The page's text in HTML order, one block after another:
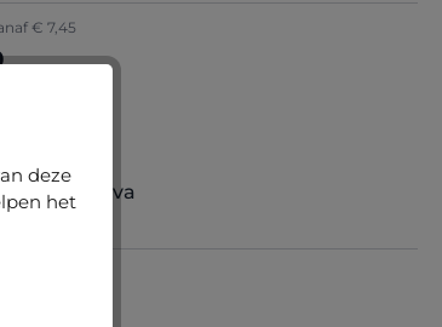
€ 7,45
Ava
deze
het